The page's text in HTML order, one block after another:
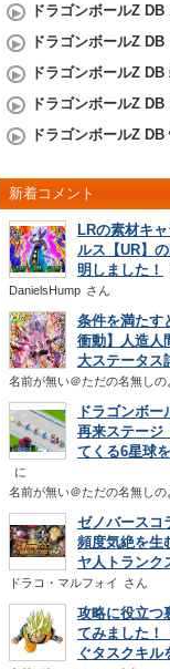
ドラゴンボールZ DB
ドラゴンボールZ DB
ドラゴンボールZ DB
ドラゴンボールZ DB
ドラゴンボールZ DB
新着コメント
LRの素材キ
ルス【UR】
明しました！
DanielsHump さん
条件を満たす
衝動】人造人
大ステータス
名前が無い＠ただの名無しの
ドラゴンボ
再来ステージ
てくる6星球
名前が無い＠ただの名無しの
ゼノバースコ
頻度気絶を生
ヤ人トランク
ドラコ・マルフォイ さん
攻略に役立つ
てみました！
ぐタスクキル